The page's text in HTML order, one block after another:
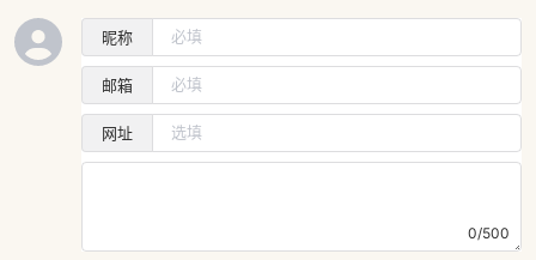
昵称
邮箱
网址
0/500